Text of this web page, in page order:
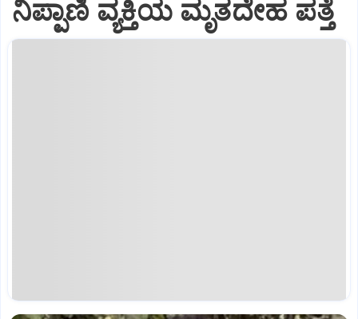
ನಿಪ್ಪಾಣಿ ವ್ಯಕ್ತಿಯ ಮೃತದೇಹ ಪತ್ತೆ